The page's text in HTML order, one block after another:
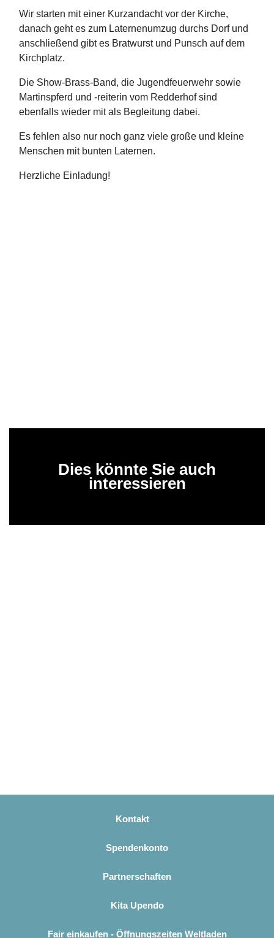
Wir starten mit einer Kurzandacht vor der Kirche,
danach geht es zum Laternenumzug durchs Dorf und
anschließend gibt es Bratwurst und Punsch auf dem
Kirchplatz.
Die Show-Brass-Band, die Jugendfeuerwehr sowie
Martinspferd und -reiterin vom Redderhof sind
ebenfalls wieder mit als Begleitung dabei.
Es fehlen also nur noch ganz viele große und kleine
Menschen mit bunten Laternen.
Herzliche Einladung!
Dies könnte Sie auch
interessieren
Kontakt
Spendenkonto
Partnerschaften
Kita Upendo
Fair einkaufen - Öffnungszeiten Weltladen